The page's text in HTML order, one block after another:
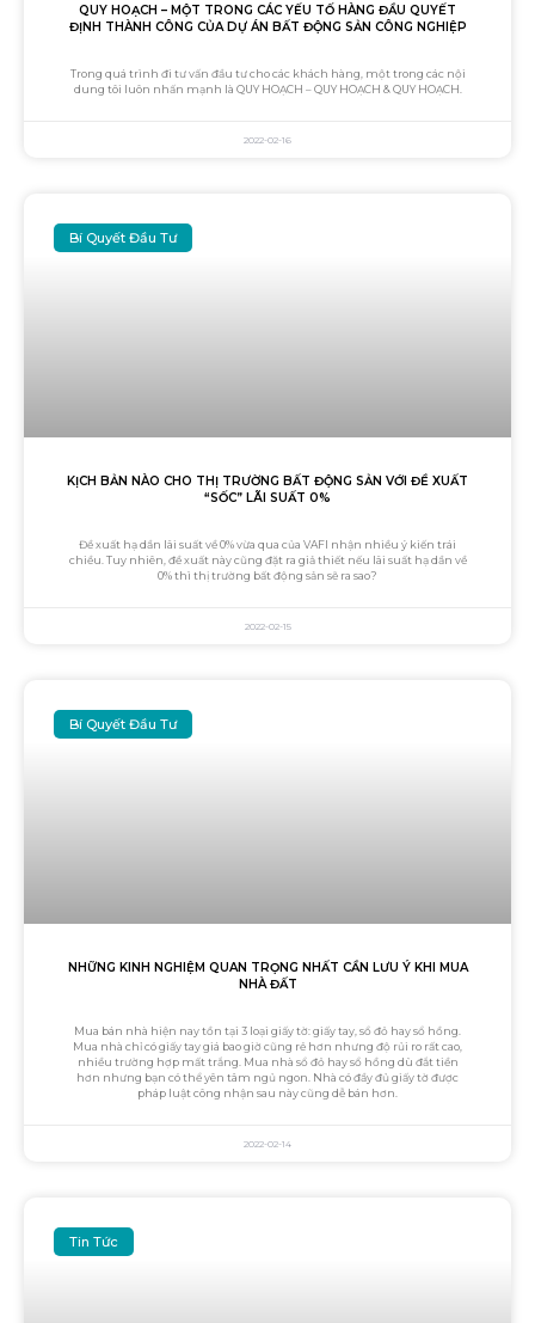
QUY HOẠCH – MỘT TRONG CÁC YẾU TỐ HÀNG ĐẦU QUYẾT
ĐỊNH THÀNH CÔNG CỦA DỰ ÁN BẤT ĐỘNG SẢN CÔNG NGHIỆP
Trong quá trình đi tư vấn đầu tư cho các khách hàng, một trong các nội
dung tôi luôn nhấn mạnh là QUY HOẠCH – QUY HOẠCH & QUY HOẠCH.
2022-02-16
Bí Quyết Đầu Tư
KỊCH BẢN NÀO CHO THỊ TRƯỜNG BẤT ĐỘNG SẢN VỚI ĐỀ XUẤT
“SỐC” LÃI SUẤT 0%
Đề xuất hạ dần lãi suất về 0% vừa qua của VAFI nhận nhiều ý kiến trái
chiều. Tuy nhiên, đề xuất này cũng đặt ra giả thiết nếu lãi suất hạ dần về
0% thì thị trường bất động sản sẽ ra sao?
2022-02-15
Bí Quyết Đầu Tư
NHỮNG KINH NGHIỆM QUAN TRỌNG NHẤT CẦN LƯU Ý KHI MUA
NHÀ ĐẤT
Mua bán nhà hiện nay tồn tại 3 loại giấy tờ: giấy tay, sổ đỏ hay sổ hồng.
Mua nhà chỉ có giấy tay giá bao giờ cũng rẻ hơn nhưng độ rủi ro rất cao,
nhiều trường hợp mất trắng. Mua nhà sổ đỏ hay sổ hồng dù đắt tiền
hơn nhưng bạn có thể yên tâm ngủ ngon. Nhà có đầy đủ giấy tờ được
pháp luật công nhận sau này cũng dễ bán hơn.
2022-02-14
Tin Tức